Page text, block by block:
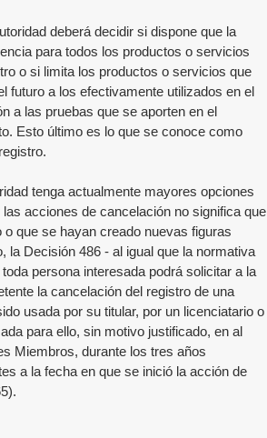
deberá decidir si dispone que la
para todos los productos o servicios
o si limita los productos o servicios que
futuro a los efectivamente utilizados en el
a las pruebas que se aporten en el
Esto último es lo que se conoce como
tenga actualmente mayores opciones
acciones de cancelación no significa que
que se hayan creado nuevas figuras
la Decisión 486 - al igual que la normativa
persona interesada podrá solicitar a la
la cancelación del registro de una
usada por su titular, por un licenciatario o
para ello, sin motivo justificado, en al
Miembros, durante los tres años
a la fecha en que se inició la acción de